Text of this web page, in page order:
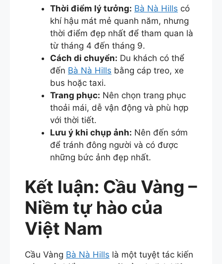
Thời điểm lý tưởng: Bà Nà Hills có
khí hậu mát mẻ quanh năm, nhưng
thời điểm đẹp nhất để tham quan là
từ tháng 4 đến tháng 9.
Cách di chuyển: Du khách có thể
đến Bà Nà Hills bằng cáp treo, xe
bus hoặc taxi.
Trang phục: Nên chọn trang phục
thoải mái, dễ vận động và phù hợp
với thời tiết.
Lưu ý khi chụp ảnh: Nên đến sớm
để tránh đông người và có được
những bức ảnh đẹp nhất.
Kết luận: Cầu Vàng –
Niềm tự hào của
Việt Nam
Cầu Vàng Bà Nà Hills là một tuyệt tác kiến